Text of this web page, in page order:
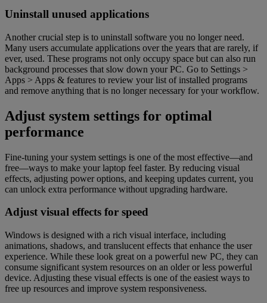
Uninstall unused applications
Another crucial step is to uninstall software you no longer need.
Many users accumulate applications over the years that are rarely, if
ever, used. These programs not only occupy space but can also run
background processes that slow down your PC. Go to Settings >
Apps > Apps & features to review your list of installed programs
and remove anything that is no longer necessary for your workflow.
Adjust system settings for optimal
performance
Fine-tuning your system settings is one of the most effective—and
free—ways to make your laptop feel faster. By reducing visual
effects, adjusting power options, and keeping updates current, you
can unlock extra performance without upgrading hardware.
Adjust visual effects for speed
Windows is designed with a rich visual interface, including
animations, shadows, and translucent effects that enhance the user
experience. While these look great on a powerful new PC, they can
consume significant system resources on an older or less powerful
device. Adjusting these visual effects is one of the easiest ways to
free up resources and improve system responsiveness.